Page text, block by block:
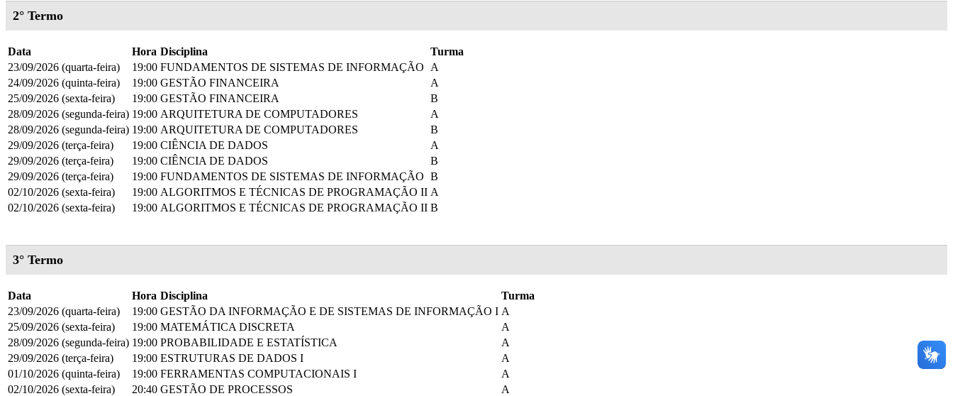
2° Termo
Data Hora Disciplina
Turma
23/09/2026 (quarta-feira)
19:00 FUNDAMENTOS DE SISTEMAS DE INFORMAÇÃO
A
24/09/2026 (quinta-feira)
19:00 GESTÃO FINANCEIRA
A
25/09/2026 (sexta-feira)
19:00 GESTÃO FINANCEIRA
B
28/09/2026 (segunda-feira) 19:00 ARQUITETURA DE COMPUTADORES
A
28/09/2026 (segunda-feira) 19:00 ARQUITETURA DE COMPUTADORES
B
29/09/2026 (terça-feira)
19:00 CIÊNCIA DE DADOS
A
29/09/2026 (terça-feira)
19:00 CIÊNCIA DE DADOS
B
29/09/2026 (terça-feira)
19:00 FUNDAMENTOS DE SISTEMAS DE INFORMAÇÃO B
02/10/2026 (sexta-feira)
19:00 ALGORITMOS E TÉCNICAS DE PROGRAMAÇÃO II A
02/10/2026 (sexta-feira)
19:00 ALGORITMOS E TÉCNICAS DE PROGRAMAÇÃO II B
3° Termo
Data Hora Disciplina
Turma
23/09/2026 (quarta-feira)
19:00 GESTÃO DA INFORMAÇÃO E DE SISTEMAS DE INFORMAÇÃO I A
25/09/2026 (sexta-feira)
19:00 MATEMÁTICA DISCRETA
A
28/09/2026 (segunda-feira) 19:00 PROBABILIDADE E ESTATÍSTICA
A
29/09/2026 (terça-feira)
19:00 ESTRUTURAS DE DADOS I
A
01/10/2026 (quinta-feira)
19:00 FERRAMENTAS COMPUTACIONAIS I
A
02/10/2026 (sexta-feira)
20:40 GESTÃO DE PROCESSOS A